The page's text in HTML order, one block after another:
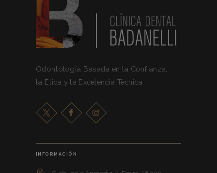
Odontología Basada en la Confianza,
la Ética y la Excelencia Técnica
INFORMACIÓN